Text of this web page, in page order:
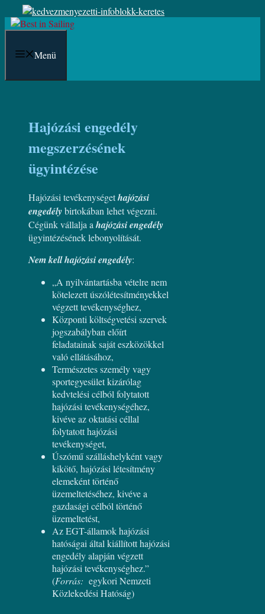
Kilépés
Menü
Hajózási engedély
megszerzésének
ügyintézése
Hajózási tevékenységethajózási
engedélybirtokában lehet végezni.
Cégünk vállalja a hajózási engedély
ügyintézésének lebonyolítását.
Nem kell hajózási engedély:
„A nyilvántartásba vételre nem
kötelezett úszólétesítményekkel
végzett tevékenységhez,
Központi költségvetési szervek
jogszabályban előírt
feladatainak saját eszközökkel
való ellátásához,
Természetes személy vagy
sportegyesület kizárólag
kedvtelési célból folytatott
hajózási tevékenységéhez,
kivéve az oktatási céllal
folytatott hajózási
tevékenységet,
Úszómű szálláshelyként vagy
kikötő, hajózási létesítmény
elemeként történő
üzemeltetéséhez, kivéve a
gazdasági célból történő
üzemeltetést,
Az EGT-államok hajózási
hatóságai által kiállított hajózási
engedély alapján végzett
hajózási tevékenységhez.”
(Forrás: egykori Nemzeti
Közlekedési Hatóság)